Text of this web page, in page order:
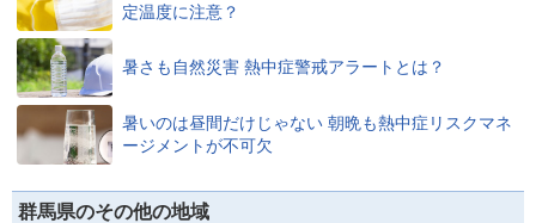
定温度に注意？
暑さも自然災害 熱中症警戒アラートとは？
暑いのは昼間だけじゃない 朝晩も熱中症リスクマネ
ージメントが不可欠
群馬県のその他の地域